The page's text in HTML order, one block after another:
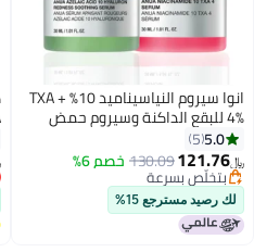
انوا سيروم النياسيناميد 10% + TXA
4% للبقع الداكنة وسيروم حمض
الأزيليك 10% المهدئ
5.0
5
﷼‏121.76
130.09خصم 6%
بتخلّص بسرعة
بتخلّص بسرعة
لك رصيد مسترجع 15%